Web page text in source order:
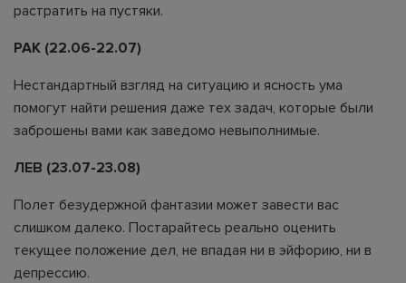
растратить на пустяки.
РАК (22.06-22.07)
Нестандартный взгляд на ситуацию и ясность ума
помогут найти решения даже тех задач, которые были
заброшены вами как заведомо невыполнимые.
ЛЕВ (23.07-23.08)
Полет безудержной фантазии может завести вас
слишком далеко. Постарайтесь реально оценить
текущее положение дел, не впадая ни в эйфорию, ни в
депрессию.